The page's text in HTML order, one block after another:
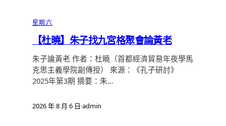
星期六
【杜曉】朱子找九宮格聚會論黃老
朱子論黃老 作者：杜曉（首都經濟貿易年夜學馬
克思主義學院副傳授） 來源：《孔子研討》
2025年第3期 摘要：朱…
2026 年 8 月 6 日·admin